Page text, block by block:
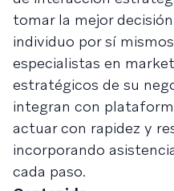
tomar la mejor
individuo por sí
especialistas en
estratégicos de su
integran con
actuar con rapidez y
incorporando
cada paso.